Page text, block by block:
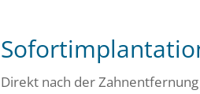
Direkt nach der